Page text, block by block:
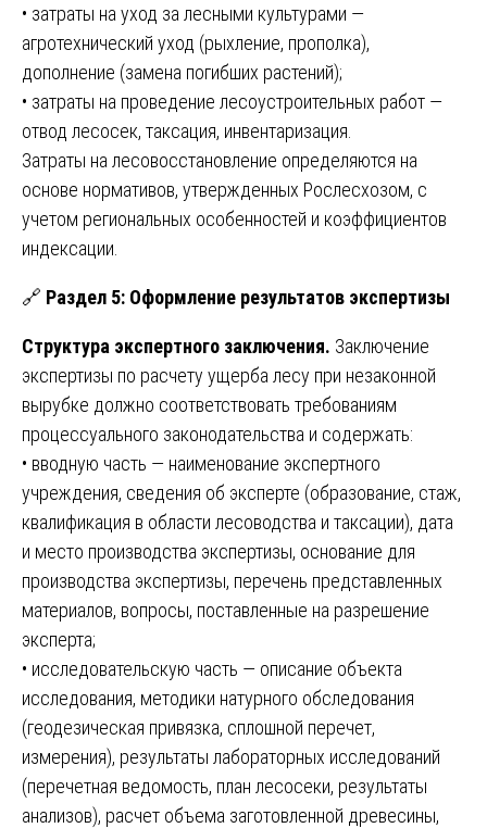
• затраты на уход за лесными культурами —
агротехнический уход (рыхление, прополка),
дополнение (замена погибших растений);
• затраты на проведение лесоустроительных работ —
отвод лесосек, таксация, инвентаризация.
Затраты на лесовосстановление определяются на
основе нормативов, утвержденных Рослесхозом, с
учетом региональных особенностей и коэффициентов
индексации.
🔗 Раздел 5: Оформление результатов экспертизы
Структура экспертного заключения. Заключение
экспертизы по расчету ущерба лесу при незаконной
вырубке должно соответствовать требованиям
процессуального законодательства и содержать:
• вводную часть — наименование экспертного
учреждения, сведения об эксперте (образование, стаж,
квалификация в области лесоводства и таксации), дата
и место производства экспертизы, основание для
производства экспертизы, перечень представленных
материалов, вопросы, поставленные на разрешение
эксперта;
• исследовательскую часть — описание объекта
исследования, методики натурного обследования
(геодезическая привязка, сплошной перечет,
измерения), результаты лабораторных исследований
(перечетная ведомость, план лесосеки, результаты
анализов), расчет объема заготовленной древесины,